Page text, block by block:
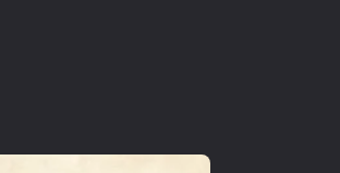
мгновенно. Требуется буквально